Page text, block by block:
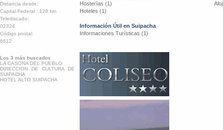
Distancia desde:
Capital Federal : 128 km
Telediscado:
02324
Código postal:
6612
Los 3 más buscados
LA CASONA DEL PUEBLO
DIRECCION DE CULTURA DE
SUIPACHA
HOTEL ALTO SUIPACHA
Hosterías (1)
Hoteles (1)
Información Útil en Suipacha
Informaciones Turísticas (1)